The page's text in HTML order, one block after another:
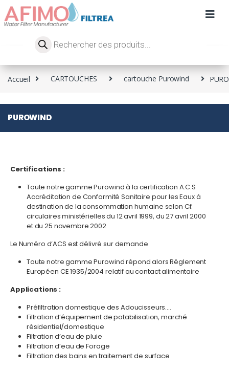
Accueil CARTOUCHES cartouche Purowind
PUROWIND
Certifications :
Toute notre gamme Purowind à la certification A.C.S
Accréditation de Conformité Sanitaire pour les Eaux à
destination de la consommation humaine selon Cf.
circulaires ministérielles du 12 avril 1999, du 27 avril 2000
et du 25 novembre 2002
Le Numéro d’ACS est délivré sur demande
Toute notre gamme Purowind répond alors Réglement
Européen CE 1935/2004 relatif au contact alimentaire
Applications :
Préfiltration domestique des Adoucisseurs….
Filtration d’équipement de potabilisation, marché
résidentiel/domestique
Filtration d’eau de pluie
Filtration d’eau de Forage
Filtration des bains en traitement de surface